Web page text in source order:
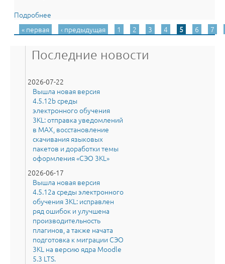
Подробнее
(Русский Moodle) 4.1.5b: Электронный Деканат, и
производительность
Страницы
« первая ‹ предыдущая 1 2 3 4 5 6 7
Последние новости
2026-07-22
Вышла новая версия
4.5.12b среды
электронного обучения
3KL: отправка уведомлений
в MAX, восстановление
скачивания языковых
пакетов и доработки темы
оформления «СЭО 3KL»
2026-06-17
Вышла новая версия
4.5.12a среды электронного
обучения 3KL: исправлен
ряд ошибок и улучшена
производительность
плагинов, а также начата
подготовка к миграции СЭО
3KL на версию ядра Moodle
5.3 LTS.